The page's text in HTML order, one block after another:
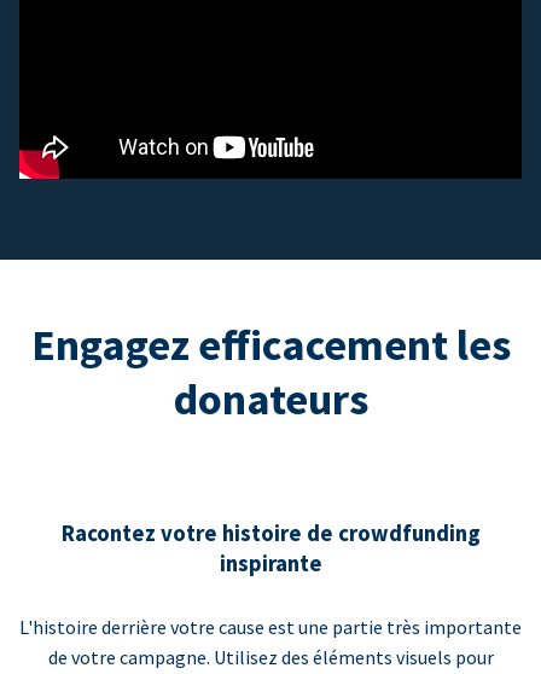
Engagez efficacement les
donateurs
Racontez votre histoire de crowdfunding
inspirante
L'histoire derrière votre cause est une partie très importante
de votre campagne. Utilisez des éléments visuels pour